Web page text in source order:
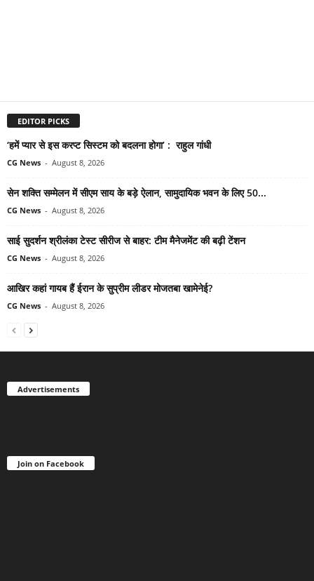
EDITOR PICKS
‘हमें प्यार से इस करप्ट सिस्टम को बदलना होगा’ : राहुल गांधी
CG News - August 8, 2026
सेन शक्ति सम्मेलन में सीएम साय के बड़े ऐलान, सामुदायिक भवन के लिए 50...
CG News - August 8, 2026
साई सुदर्शन श्रीलंका टेस्ट सीरीज से बाहर: टीम मैनेजमेंट की बढ़ी टेंशन
CG News - August 8, 2026
आखिर कहां गायब हैं ईरान के सुप्रीम लीडर मोजतबा खामेनेई?
CG News - August 8, 2026
Advertisements
Join on Facebook